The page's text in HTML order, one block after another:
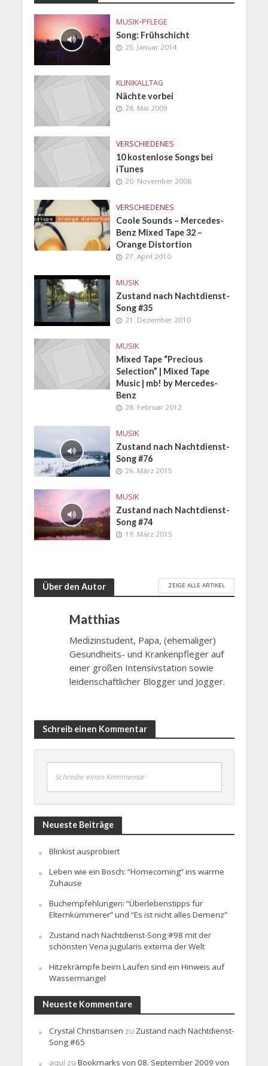
MUSIK•PFLEGE
Song: Frühschicht
25. Januar 2014
KLINIKALLTAG
Nächte vorbei
28. Mai 2009
VERSCHIEDENES
10 kostenlose Songs bei
iTunes
20. November 2008
VERSCHIEDENES
Coole Sounds – Mercedes-
Benz Mixed Tape 32 –
Orange Distortion
27. April 2010
MUSIK
Zustand nach Nachtdienst-
Song #35
21. Dezember 2010
MUSIK
Mixed Tape “Precious
Selection” | Mixed Tape
Music | mb! by Mercedes-
Benz
28. Februar 2012
MUSIK
Zustand nach Nachtdienst-
Song #76
26. März 2015
MUSIK
Zustand nach Nachtdienst-
Song #74
19. März 2015
Über den Autor ZEIGE ALLE ARTIKEL
Matthias
Medizinstudent, Papa, (ehemaliger)
Gesundheits- und Krankenpfleger auf
einer großen Intensivstation sowie
leidenschaftlicher Blogger und Jogger.
Schreib einen Kommentar
Schreibe einen Kommentar
Neueste Beiträge
Blinkist ausprobiert
Leben wie ein Bosch: “Homecoming” ins warme
Zuhause
Buchempfehlungen: “Überlebenstipps für
Elternkümmerer” und “Es ist nicht alles Demenz”
Zustand nach Nachtdienst-Song #98 mit der
schönsten Vena jugularis externa der Welt
Hitzekrämpfe beim Laufen sind ein Hinweis auf
Wassermangel
Neueste Kommentare
Crystal Christiansen zu Zustand nach Nachtdienst-
Song #65
aquízu Bookmarks von 08. September 2009 von